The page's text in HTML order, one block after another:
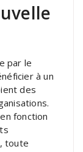
par le
à un
des
fonction
toute